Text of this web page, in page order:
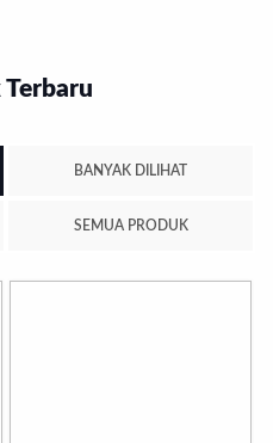
Terbaru
BANYAK DILIHAT
SEMUA PRODUK